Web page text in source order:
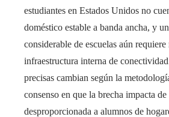
estudiantes en Estados Unidos no
doméstico estable a banda ancha, y
considerable de escuelas aún requiere
infraestructura interna de
precisas cambian según la
consenso en que la brecha impacta de
desproporcionada a alumnos de